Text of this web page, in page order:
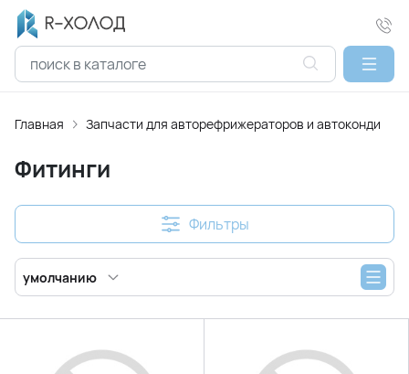
Главная Запчасти для авторефрижераторов и
Фитинги
Фильтры
умолчанию